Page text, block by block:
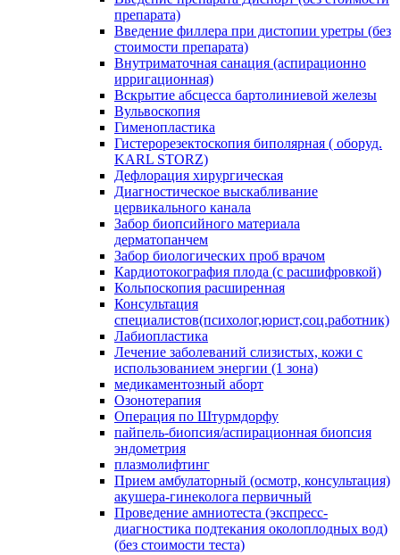
препарата)
Введение филлера при дистопии уретры (без
стоимости препарата)
Внутриматочная санация (аспирационно
ирригационная)
Вскрытие абсцесса бартолиниевой железы
Вульвоскопия
Гименопластика
Гистерорезектоскопия биполярная ( оборуд.
KARL STORZ)
Дефлорация хирургическая
Диагностическое выскабливание
цервикального канала
Забор биопсийного материала
дерматопанчем
Забор биологических проб врачом
Кардиотокография плода (с расшифровкой)
Кольпоскопия расширенная
Консультация
специалистов(психолог,юрист,соц.работник)
Лабиопластика
Лечение заболеваний слизистых, кожи с
использованием энергии (1 зона)
медикаментозный аборт
Озонотерапия
Операция по Штурмдорфу
пайпель-биопсия/аспирационная биопсия
эндометрия
плазмолифтинг
Прием амбулаторный (осмотр, консультация)
акушера-гинеколога первичный
Проведение амниотеста (экспресс-
диагностика подтекания околоплодных вод)
(без стоимости теста)